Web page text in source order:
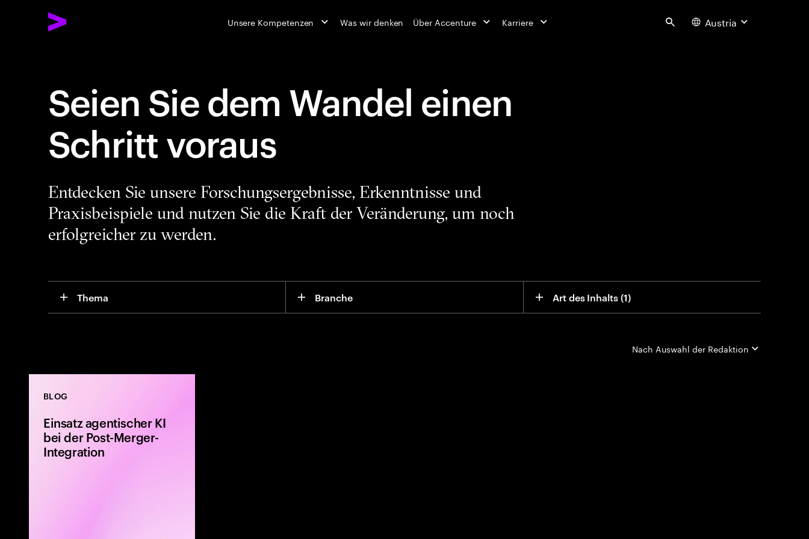
Unsere Kompetenzen Was wir denken Über Accenture Karriere Search Austria
Seien Sie dem Wandel einen
Schritt voraus
Entdecken Sie unsere Forschungsergebnisse, Erkenntnisse und
Praxisbeispiele und nutzen Sie die Kraft der Veränderung, um noch
erfolgreicher zu werden.
Thema Branche Art des Inhalts (1)
Nach Auswahl der Redaktion
BLOG
Einsatz agentischer KI
bei der Post-Merger-
Integration